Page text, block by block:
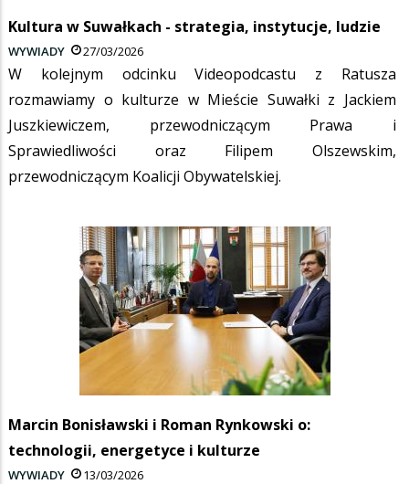
Kultura w Suwałkach - strategia, instytucje, ludzie
WYWIADY 27/03/2026
W kolejnym odcinku Videopodcastu z Ratusza
rozmawiamy o kulturze w Mieście Suwałki z Jackiem
Juszkiewiczem, przewodniczącym Prawa i
Sprawiedliwości oraz Filipem Olszewskim,
przewodniczącym Koalicji Obywatelskiej.
Marcin Bonisławski i Roman Rynkowski o:
technologii, energetyce i kulturze
WYWIADY 13/03/2026